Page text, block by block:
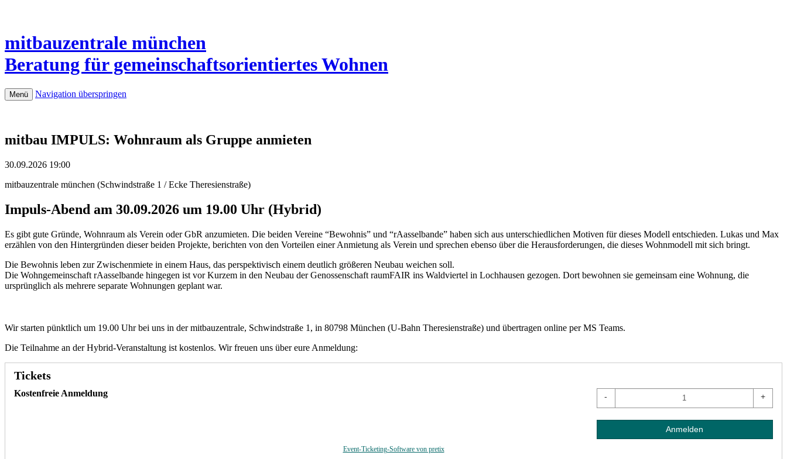
mitbauzentrale münchen
Beratung für gemeinschaftsorientiertes Wohnen
Menü Navigation überspringen
mitbau IMPULS: Wohnraum als Gruppe anmieten
30.09.2026 19:00
mitbauzentrale münchen (Schwindstraße 1 / Ecke Theresienstraße)
Impuls-Abend am 30.09.2026 um 19.00 Uhr (Hybrid)
Es gibt gute Gründe, Wohnraum als Verein oder GbR anzumieten. Die beiden Vereine “Bewohnis” und “rAasselbande” haben sich aus unterschiedlichen Motiven für dieses Modell entschieden. Lukas und Max
erzählen von den Hintergründen dieser beiden Projekte, berichten von den Vorteilen einer Anmietung als Verein und sprechen ebenso über die Herausforderungen, die dieses Wohnmodell mit sich bringt.
Die Bewohnis leben zur Zwischenmiete in einem Haus, das perspektivisch einem deutlich größeren Neubau weichen soll.
Die Wohngemeinschaft rAasselbande hingegen ist vor Kurzem in den Neubau der Genossenschaft raumFAIR ins Waldviertel in Lochhausen gezogen. Dort bewohnen sie gemeinsam eine Wohnung, die
ursprünglich als mehrere separate Wohnungen geplant war.
Wir starten pünktlich um 19.00 Uhr bei uns in der mitbauzentrale, Schwindstraße 1, in 80798 München (U-Bahn Theresienstraße) und übertragen online per MS Teams.
Die Teilnahme an der Hybrid-Veranstaltung ist kostenlos. Wir freuen uns über eure Anmeldung:
Tickets
Kostenfreie Anmeldung - +
Anmelden
Event-Ticketing-Software von pretix